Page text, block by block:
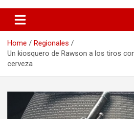
Home
Regionales
Un kiosquero de Rawson a los tiros
cerveza